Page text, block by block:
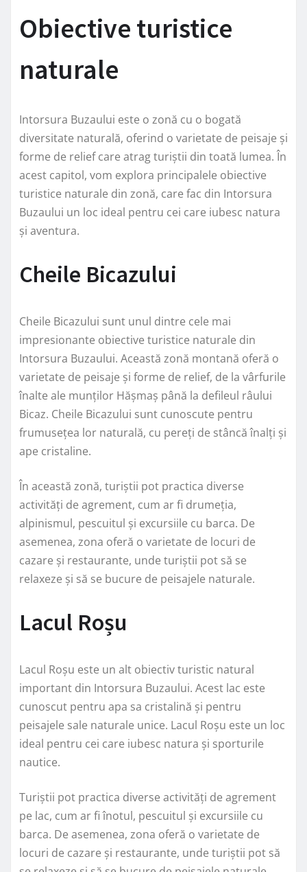
Obiective turistice
naturale
Intorsura Buzaului este o zonă cu o bogată
diversitate naturală, oferind o varietate de peisaje și
forme de relief care atrag turiștii din toată lumea. În
acest capitol, vom explora principalele obiective
turistice naturale din zonă, care fac din Intorsura
Buzaului un loc ideal pentru cei care iubesc natura
și aventura.
Cheile Bicazului
Cheile Bicazului sunt unul dintre cele mai
impresionante obiective turistice naturale din
Intorsura Buzaului. Această zonă montană oferă o
varietate de peisaje și forme de relief, de la vârfurile
înalte ale munților Hășmaș până la defileul râului
Bicaz. Cheile Bicazului sunt cunoscute pentru
frumusețea lor naturală, cu pereți de stâncă înalți și
ape cristaline.
În această zonă, turiștii pot practica diverse
activități de agrement, cum ar fi drumeția,
alpinismul, pescuitul și excursiile cu barca. De
asemenea, zona oferă o varietate de locuri de
cazare și restaurante, unde turiștii pot să se
relaxeze și să se bucure de peisajele naturale.
Lacul Roșu
Lacul Roșu este un alt obiectiv turistic natural
important din Intorsura Buzaului. Acest lac este
cunoscut pentru apa sa cristalină și pentru
peisajele sale naturale unice. Lacul Roșu este un loc
ideal pentru cei care iubesc natura și sporturile
nautice.
Turiștii pot practica diverse activități de agrement
pe lac, cum ar fi înotul, pescuitul și excursiile cu
barca. De asemenea, zona oferă o varietate de
locuri de cazare și restaurante, unde turiștii pot să